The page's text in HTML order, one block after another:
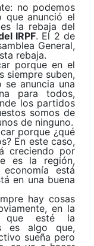
no podemos
que anunció el
la rebaja del
IRPF. El 2 de
General,
rebaja.
porque en el
siempre suben,
se anuncia una
para todos,
los partidos
somos de
de ninguno.
porque ¿qué
En este caso,
creciendo por
es la región,
está
en una buena
hay cosas
en la
que esté la
es algo que,
sueña pero